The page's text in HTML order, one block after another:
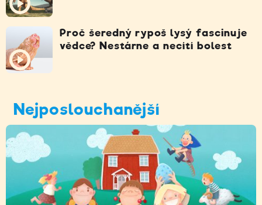
Proč šeredný rypoš lysý fascinuje
vědce? Nestárne a necítí bolest
Nejposlouchanější